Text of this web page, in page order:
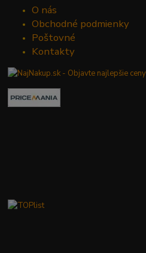
O nás
Obchodné podmienky
Poštovné
Kontakty